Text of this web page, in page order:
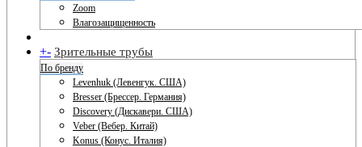
Zoom
Влагозащищенность
+- Зрительные трубы
По бренду
Levenhuk (Левенгук. США)
Bresser (Брессер. Германия)
Discovery (Дискавери. США)
Veber (Вебер. Китай)
Konus (Конус. Италия)